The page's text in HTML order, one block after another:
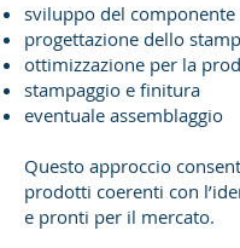
sviluppo del componente
progettazione dello
ottimizzazione per la
stampaggio e finitura
eventuale assemblaggio
Questo approccio
prodotti coerenti con
e pronti per il mercato.